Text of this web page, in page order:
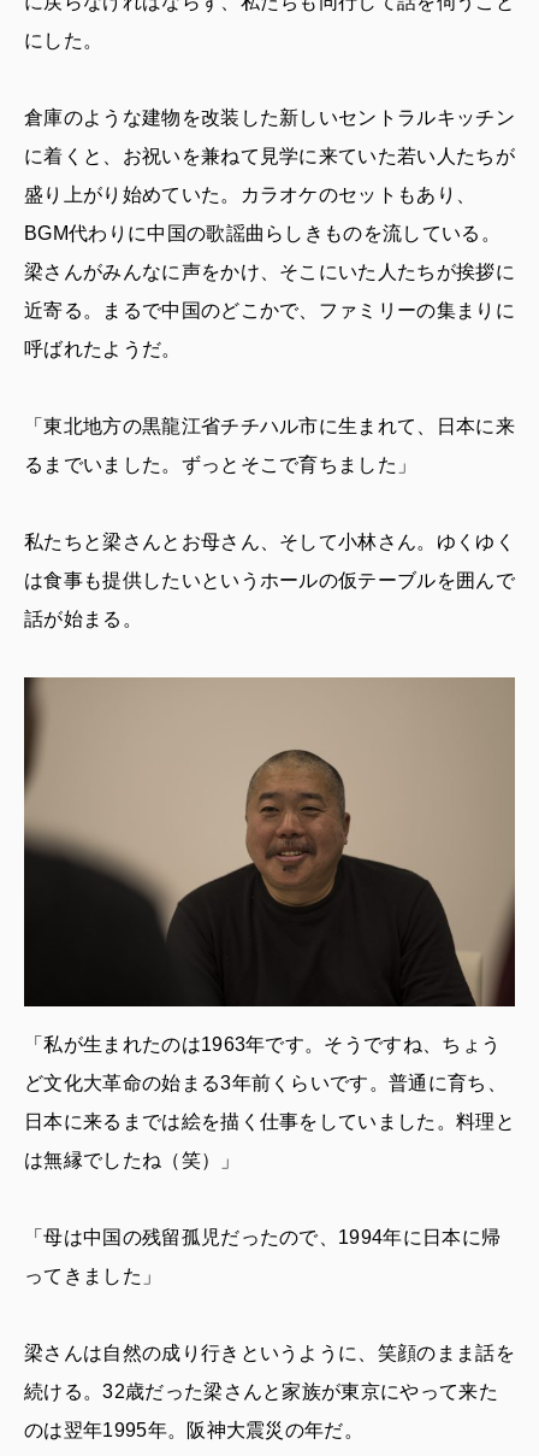
にした。
倉庫のような建物を改装した新しいセントラルキッチン
に着くと、お祝いを兼ねて見学に来ていた若い人たちが
盛り上がり始めていた。カラオケのセットもあり、
BGM代わりに中国の歌謡曲らしきものを流している。
梁さんがみんなに声をかけ、そこにいた人たちが挨拶に
近寄る。まるで中国のどこかで、ファミリーの集まりに
呼ばれたようだ。
「東北地方の黒龍江省チチハル市に生まれて、日本に来
るまでいました。ずっとそこで育ちました」
私たちと梁さんとお母さん、そして小林さん。ゆくゆく
は食事も提供したいというホールの仮テーブルを囲んで
話が始まる。
「私が生まれたのは1963年です。そうですね、ちょう
ど文化大革命の始まる3年前くらいです。普通に育ち、
日本に来るまでは絵を描く仕事をしていました。料理と
は無縁でしたね（笑）」
「母は中国の残留孤児だったので、1994年に日本に帰
ってきました」
梁さんは自然の成り行きというように、笑顔のまま話を
続ける。32歳だった梁さんと家族が東京にやって来た
のは翌年1995年。阪神大震災の年だ。